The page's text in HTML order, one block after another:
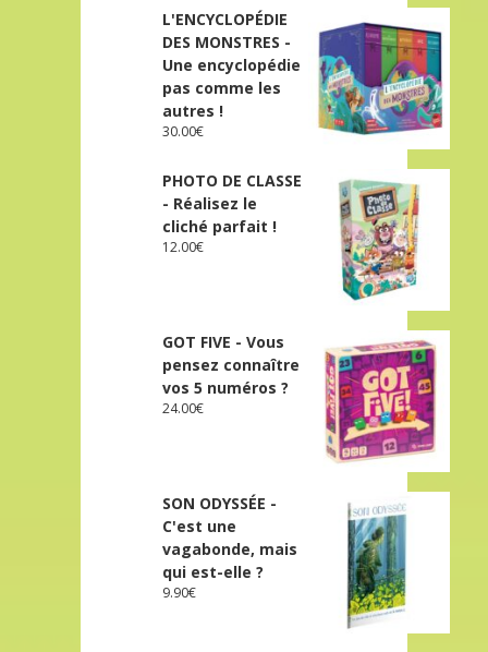
L'ENCYCLOPÉDIE
DES MONSTRES -
Une encyclopédie
pas comme les
autres !
30.00€
PHOTO DE CLASSE
- Réalisez le
cliché parfait !
12.00€
GOT FIVE - Vous
pensez connaître
vos 5 numéros ?
24.00€
SON ODYSSÉE -
C'est une
vagabonde, mais
qui est-elle ?
9.90€